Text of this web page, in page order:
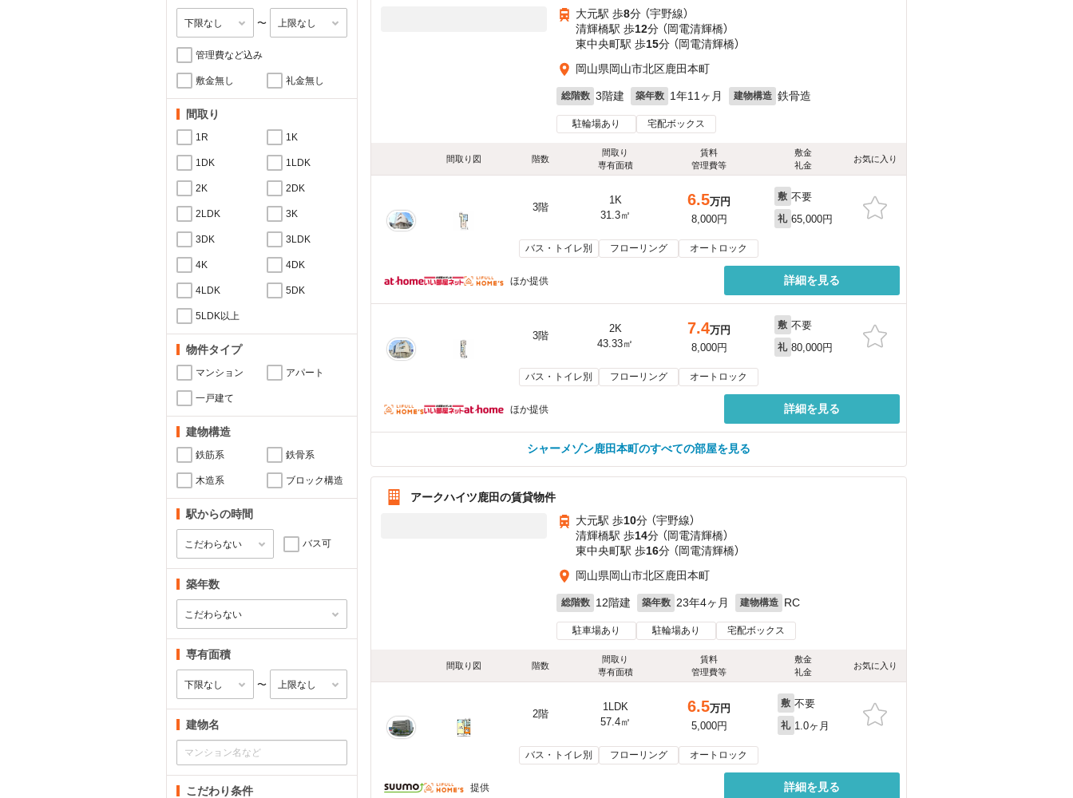
〜
管理費など込み
敷金無し 礼金無し
間取り
1R 1K
1DK 1LDK
2K 2DK
2LDK 3K
3DK 3LDK
4K 4DK
4LDK 5DK
5LDK以上
物件タイプ
マンション アパート
一戸建て
建物構造
鉄筋系 鉄骨系
木造系 ブロック構造
駅からの時間
バス可
築年数
専有面積
〜
建物名
こだわり条件
大元駅 歩8分 （宇野線）
清輝橋駅 歩12分 （岡電清輝橋）
東中央町駅 歩15分 （岡電清輝橋）
岡山県岡山市北区鹿田本町
総階数 3階建 築年数 1年11ヶ月 建物構造 鉄骨造
駐輪場あり 宅配ボックス
間取り図 階数
間取り
専有面積
賃料
管理費等
敷金
礼金
お気に入り
3階
1K
31.3㎡
6.5万円
8,000円
敷 不要
礼 65,000円
バス・トイレ別 フローリング オートロック
ほか提供 詳細を見る
3階
2K
43.33㎡
7.4万円
8,000円
敷 不要
礼 80,000円
バス・トイレ別 フローリング オートロック
ほか提供 詳細を見る
シャーメゾン鹿田本町のすべての部屋を見る
アークハイツ鹿田の賃貸物件
大元駅 歩10分 （宇野線）
清輝橋駅 歩14分 （岡電清輝橋）
東中央町駅 歩16分 （岡電清輝橋）
岡山県岡山市北区鹿田本町
総階数 12階建 築年数 23年4ヶ月 建物構造 RC
駐車場あり 駐輪場あり 宅配ボックス
間取り図 階数
間取り
専有面積
賃料
管理費等
敷金
礼金
お気に入り
2階
1LDK
57.4㎡
6.5万円
5,000円
敷 不要
礼 1.0ヶ月
バス・トイレ別 フローリング オートロック
提供 詳細を見る